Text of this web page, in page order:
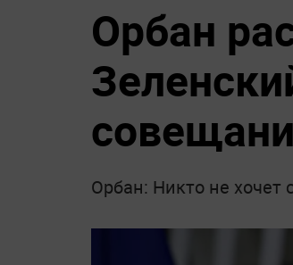
Орбан
Орбан: Никто не